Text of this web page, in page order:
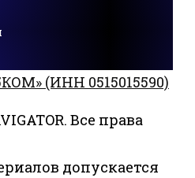
(ИНН 0515015590)
Все права
допускается